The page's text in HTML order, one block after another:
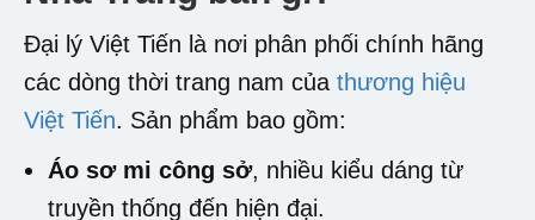
Đại lý Việt Tiến là nơi phân phối chính hãng
các dòng thời trang nam của thương hiệu
Việt Tiến. Sản phẩm bao gồm:
Áo sơ mi công sở, nhiều kiểu dáng từ
truyền thống đến hiện đại.